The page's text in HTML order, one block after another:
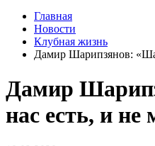
Главная
Новости
Клубная жизнь
Дамир Шарипзянов:
Дамир
нас есть, и не